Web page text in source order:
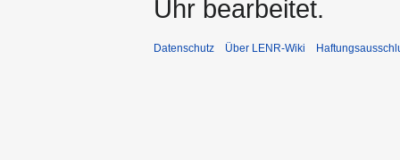
Uhr bearbeitet.
Datenschutz Über LENR-Wiki